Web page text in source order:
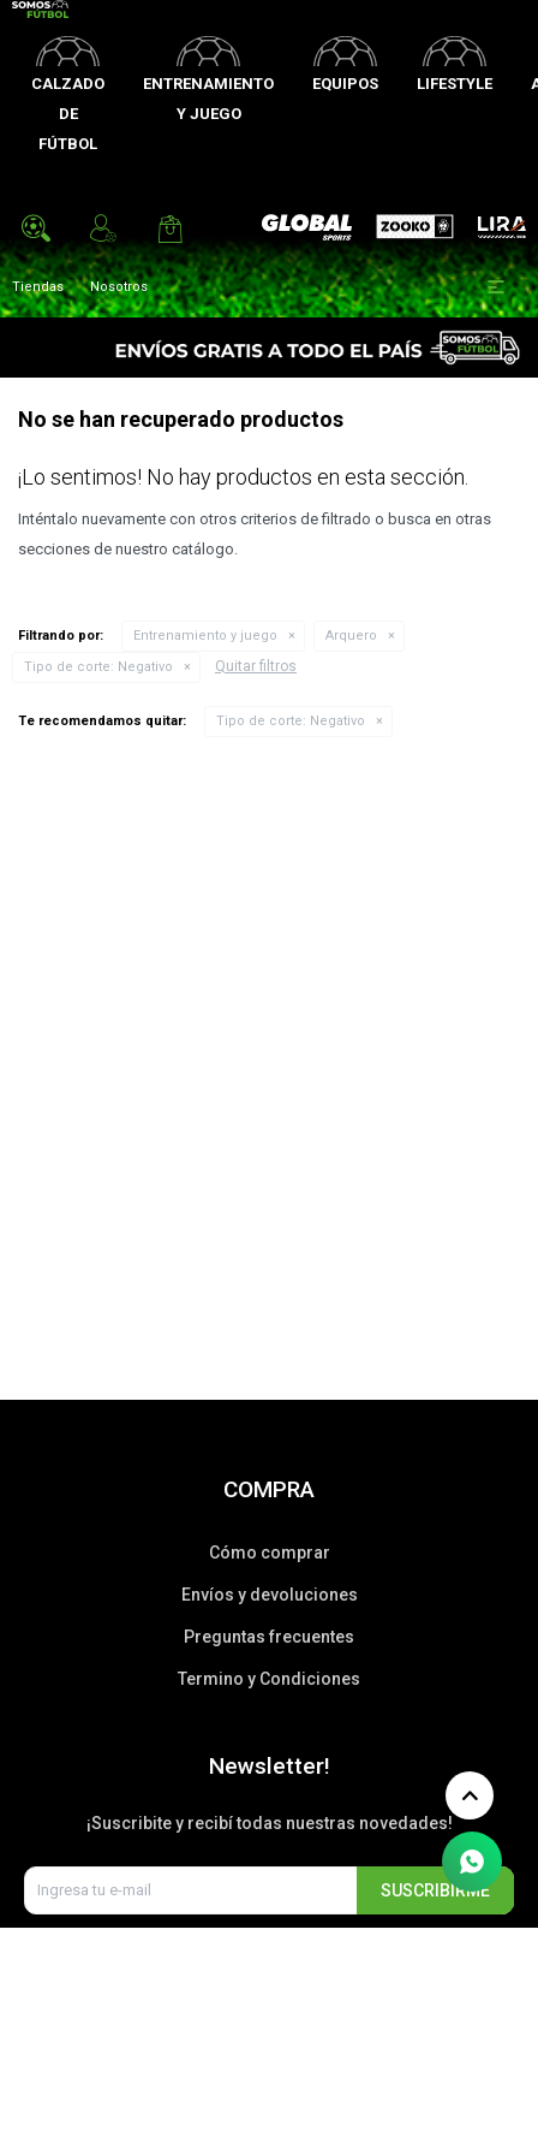
CALZADO
DE
FÚTBOL
ENTRENAMIENTO
Y JUEGO
EQUIPOS LIFESTYLE
Global Sports Zooko Lira
Tiendas Nosotros 
No se han recuperado productos
¡Lo sentimos! No hay productos en esta sección.
Inténtalo nuevamente con otros criterios de filtrado o busca en otras
secciones de nuestro catálogo.
Filtrando por: Entrenamiento y juego
Arquero
Tipo de corte: Negativo Quitar filtros
Te recomendamos quitar: Tipo de corte: Negativo
COMPRA
Cómo comprar
Envíos y devoluciones
Preguntas frecuentes
Termino y Condiciones
Newsletter!
¡Suscribite y recibí todas nuestras novedades!
SUSCRIBIRME